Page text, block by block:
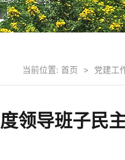
当前位置: 首页 > 党建工
领导班子民